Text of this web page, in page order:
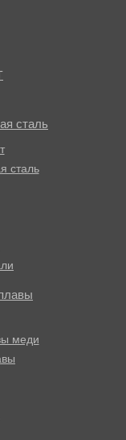
сталь
сталь
меди